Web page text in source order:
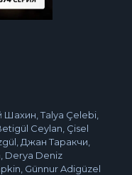
Шахин, Talya Çelebi,
Ceylan, Çisel
Джан Таракчи,
Derya Deniz
Günnur Adigüzel